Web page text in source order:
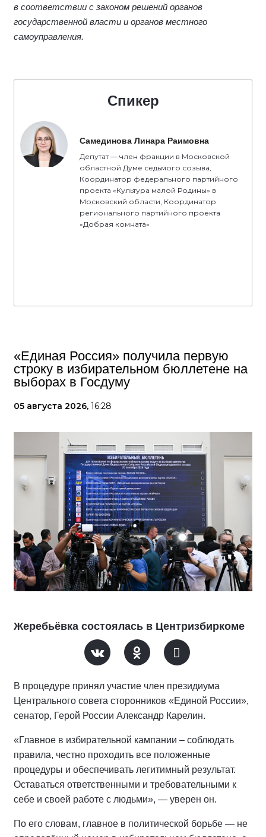
в соответствии с законом решений органов
государственной власти и органов местного
самоуправления.
Спикер
Самединова Линара Раимовна
Депутат — член фракции в Московской
областной Думе седьмого созыва,
Координатор федерального партийного
проекта «Культура малой Родины» в
Московский области, Координатор
регионального партийного проекта
«Добрая комната»
«Единая Россия» получила первую
строку в избирательном бюллетене на
выборах в Госдуму
05 августа 2026, 16:28
Жеребьёвка состоялась в Центризбиркоме
В процедуре принял участие член президиума
Центрального совета сторонников «Единой России»,
сенатор, Герой России Александр Карелин.
«Главное в избирательной кампании – соблюдать
правила, честно проходить все положенные
процедуры и обеспечивать легитимный результат.
Оставаться ответственными и требовательными к
себе и своей работе с людьми», — уверен он.
По его словам, главное в политической борьбе — не